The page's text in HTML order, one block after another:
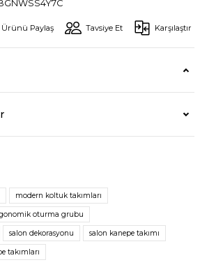
Ürünü Paylaş Tavsiye Et Karşılaştır
modern koltuk takımları
oturma grubu
salon dekorasyonu salon kanepe takımı
takımları